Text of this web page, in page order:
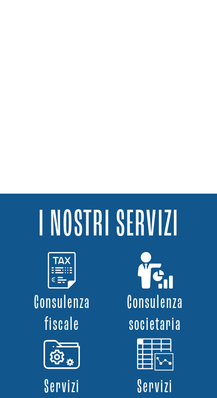
I NOSTRI SERVIZI
Consulenza
fiscale
Consulenza
societaria
Servizi
Servizi